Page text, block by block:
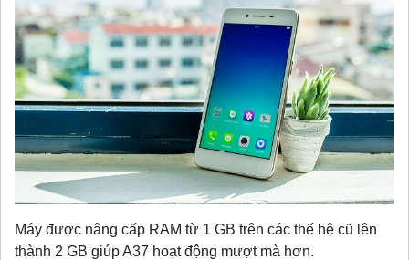
Máy được nâng cấp RAM từ 1 GB trên các thế hệ cũ lên
thành 2 GB giúp A37 hoạt động mượt mà hơn.